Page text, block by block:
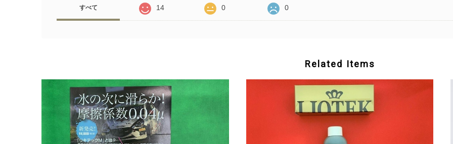
すべて 14 0 0
Related Items